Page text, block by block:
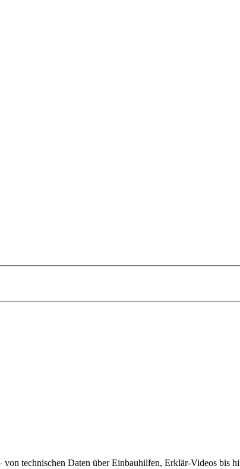
technischen Daten über Einbauhilfen, Erklär-Videos